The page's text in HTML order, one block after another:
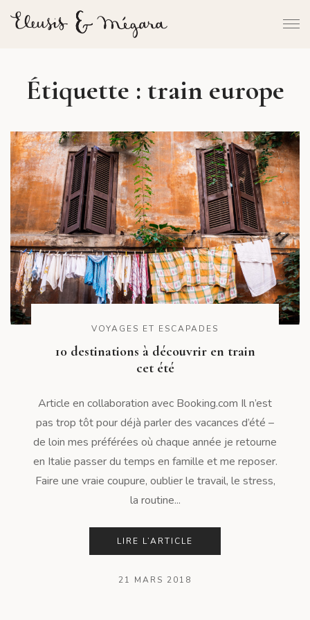
Étiquette : train europe
VOYAGES ET ESCAPADES
10 destinations à découvrir en train
cet été
Article en collaboration avec Booking.com Il n’est
pas trop tôt pour déjà parler des vacances d’été –
de loin mes préférées où chaque année je retourne
en Italie passer du temps en famille et me reposer.
Faire une vraie coupure, oublier le travail, le stress,
la routine...
LIRE L’ARTICLE
21 MARS 2018